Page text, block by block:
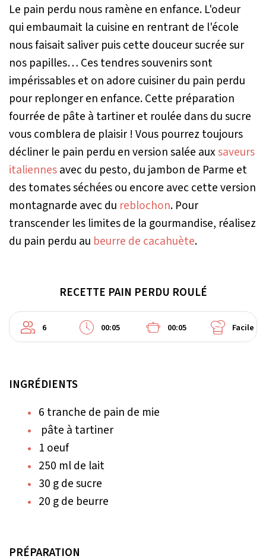
Le pain perdu nous ramène en enfance. L'odeur
qui embaumait la cuisine en rentrant de l'école
nous faisait saliver puis cette douceur sucrée sur
nos papilles… Ces tendres souvenirs sont
impérissables et on adore cuisiner du pain perdu
pour replonger en enfance. Cette préparation
fourrée de pâte à tartiner et roulée dans du sucre
vous comblera de plaisir ! Vous pourrez toujours
décliner le pain perdu en version salée auxsaveurs
italiennesavec du pesto, du jambon de Parme et
des tomates séchées ou encore avec cette version
montagnarde avec du reblochon. Pour
transcender les limites de la gourmandise, réalisez
du pain perdu au beurre de cacahuète.
RECETTE PAIN PERDU ROULÉ
6 00:05 00:05 Facile
INGRÉDIENTS
6 tranche de pain de mie
pâte à tartiner
1 oeuf
250 ml de lait
30 g de sucre
20 g de beurre
PRÉPARATION